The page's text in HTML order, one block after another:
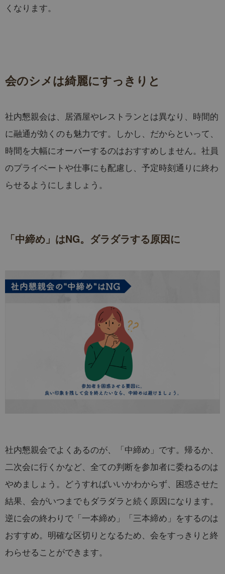
くなります。
会のシメは綺麗にすっきりと
社内懇親会は、居酒屋やレストランとは異なり、時間的
に融通が効くのも魅力です。しかし、だからといって、
時間を大幅にオーバーするのはおすすめしません。社員
のプライベートや仕事にも配慮し、予定時刻通りに終わ
らせるようにしましょう。
「中締め」はNG。ダラダラする原因に
社内懇親会でよくあるのが、「中締め」です。帰るか、
二次会に行くかなど、全ての判断を参加者に委ねるのは
やめましょう。どうすればいいかわからず、困惑させた
結果、会がいつまでもダラダラと続く原因になります。
逆に会の終わりで「一本締め」「三本締め」をするのは
おすすめ。明確な区切りとなるため、会をすっきりと終
わらせることができます。